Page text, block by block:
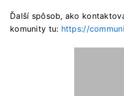
Ďalší spôsob, ako
komunity tu: https://